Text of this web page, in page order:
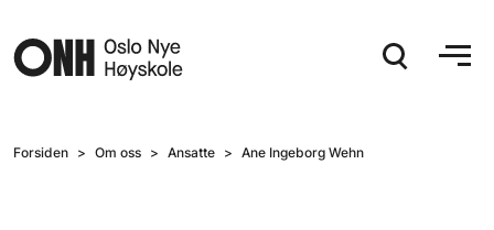
Forsiden Om oss Ansatte Ane Ingeborg Wehn